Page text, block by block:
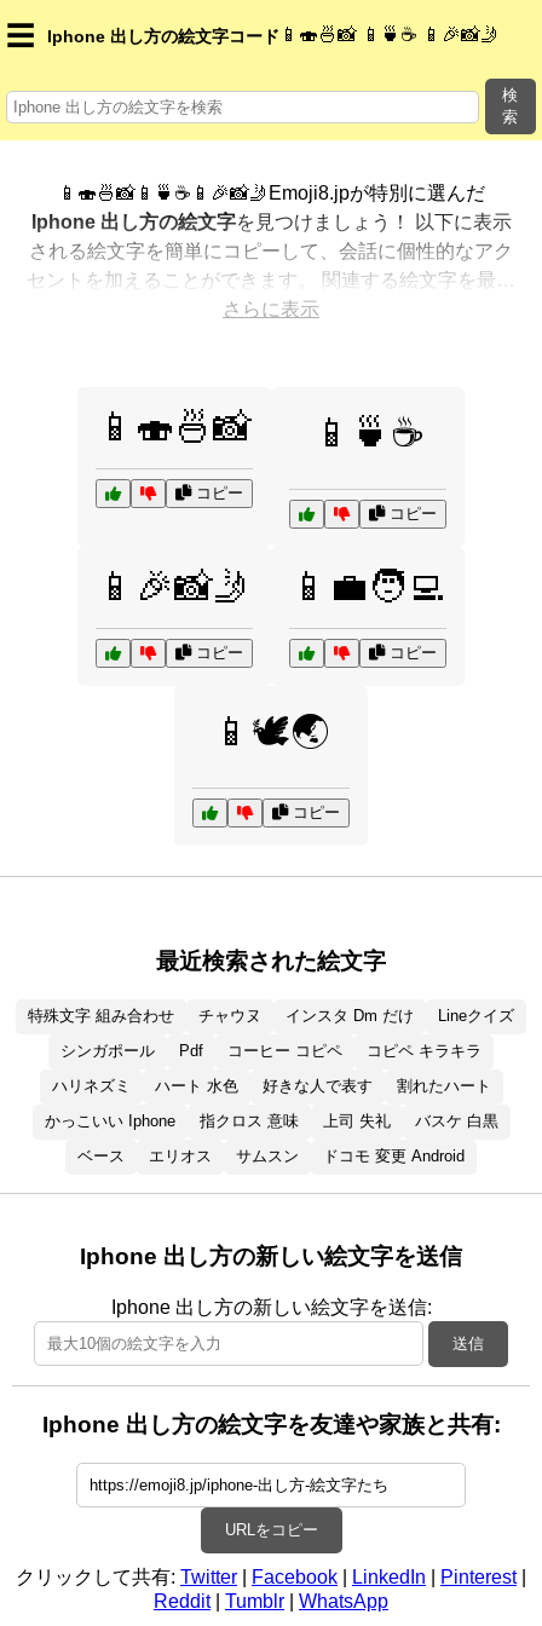
☰ Iphone 出し方の絵文字コード 📱🍣🍜📸 📱🍵☕ 📱🎉📸🤳
検
索
📱🍣🍜📸📱🍵☕📱🎉📸🤳Emoji8.jpが特別に選んだ
Iphone 出し方の絵文字を見つけましょう！ 以下に表示
される絵文字を簡単にコピーして、会話に個性的なアク
セントを加えることができます。 関連する絵文字を最も
人気のある順に表示しました。さらに多くのオプション
さらに表示
📱🍣🍜📸
コピー
📱🍵☕
コピー
📱🎉📸🤳
コピー
📱💼🧑‍💻
コピー
📱🕊️🌏
コピー
最近検索された絵文字
特殊文字 組み合わせ チャウヌ インスタ Dm だけ
Lineクイズ
シンガポール
Pdf コーヒー コピペ
コピペ キラキラ
ハリネズミ
ハート 水色 好きな人で表す
割れたハート
かっこいい Iphone
指クロス 意味 上司 失礼
バスケ 白黒
ベース
エリオス サムスン ドコモ 変更 Android
Iphone 出し方の新しい絵文字を送信
Iphone 出し方の新しい絵文字を送信:
送信
Iphone 出し方の絵文字を友達や家族と共有:
URLをコピー
クリックして共有: Twitter Facebook LinkedIn Pinterest|
Reddit| Tumblr WhatsApp